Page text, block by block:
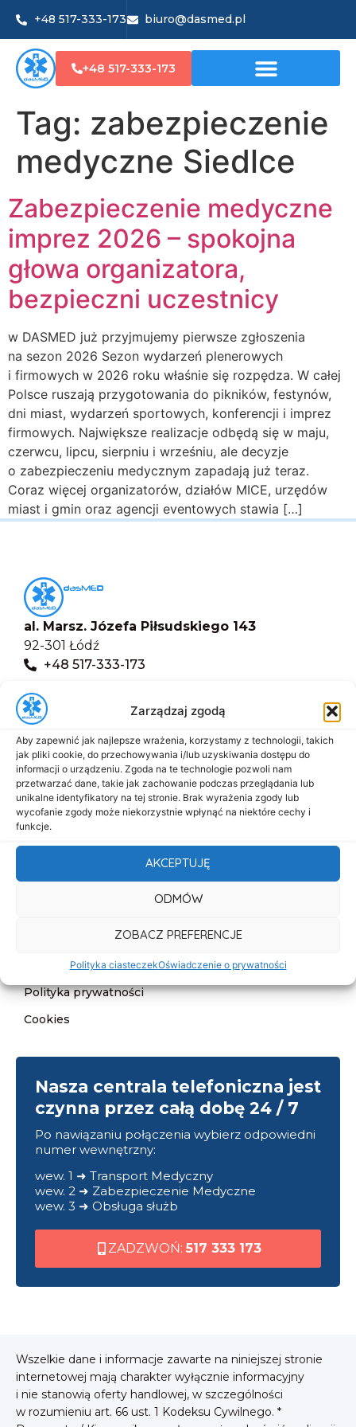
Zarządzaj zgodą
Aby zapewnić jak najlepsze wrażenia, korzystamy z technologii, takich
jak pliki cookie, do przechowywania i/lub uzyskiwania dostępu do
informacji o urządzeniu. Zgoda na te technologie pozwoli nam
przetwarzać dane, takie jak zachowanie podczas przeglądania lub
unikalne identyfikatory na tej stronie. Brak wyrażenia zgody lub
wycofanie zgody może niekorzystnie wpłynąć na niektóre cechy i
funkcje.
AKCEPTUJĘ
ODMÓW
ZOBACZ PREFERENCJE
Polityka ciasteczekOświadczenie o prywatności
+48 517-333-173 biuro@dasmed.pl
+48 517-333-173
Tag: zabezpieczenie
medyczne Siedlce
Zabezpieczenie medyczne
imprez 2026 – spokojna
głowa organizatora,
bezpieczni uczestnicy
w DASMED już przyjmujemy pierwsze zgłoszenia
na sezon 2026 Sezon wydarzeń plenerowych
i firmowych w 2026 roku właśnie się rozpędza. W całej
Polsce ruszają przygotowania do pikników, festynów,
dni miast, wydarzeń sportowych, konferencji i imprez
firmowych. Największe realizacje odbędą się w maju,
czerwcu, lipcu, sierpniu i wrześniu, ale decyzje
o zabezpieczeniu medycznym zapadają już teraz.
Coraz więcej organizatorów, działów MICE, urzędów
miast i gmin oraz agencji eventowych stawia […]
al. Marsz. Józefa Piłsudskiego 143
92-301 Łódź
+48 517-333-173
Menu
Start
O nas
Oferta
Cennik
Kontakt
Deklaracja dostępności
Klauzula informacyjna
Polityka prywatności
Cookies
Nasza centrala telefoniczna jest
czynna przez całą dobę 24 / 7
Po nawiązaniu połączenia wybierz odpowiedni
numer wewnętrzny:
wew. 1 ➜ Transport Medyczny
wew. 2 ➜ Zabezpieczenie Medyczne
wew. 3 ➜ Obsługa służb
ZADZWOŃ: 517 333 173
Wszelkie dane i informacje zawarte na niniejszej stronie
internetowej mają charakter wyłącznie informacyjny
i nie stanowią oferty handlowej, w szczególności
w rozumieniu art. 66 ust. 1 Kodeksu Cywilnego. *